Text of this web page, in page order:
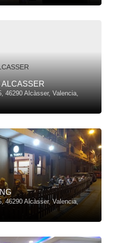
ALCASSER
46290 Alcàsser, Valencia,
46290 Alcàsser, Valencia,